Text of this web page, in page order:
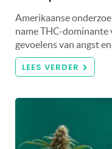
Amerikaanse
name THC-dominante
gevoelens van angst
LEES VERDER